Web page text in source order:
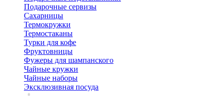
Подарочные сервизы
Сахарницы
Термокружки
Термостаканы
Турки для кофе
Фруктовницы
Фужеры для шампанского
Чайные кружки
Чайные наборы
Эксклюзивная посуда